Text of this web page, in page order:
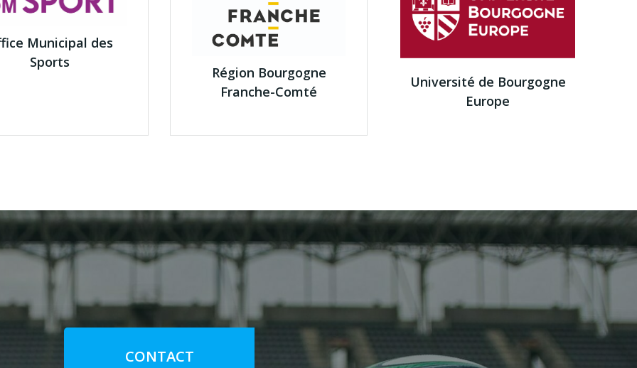
Municipal des
Sports
Région Bourgogne
Franche-Comté
Université de Bourgogne
Europe
CONTACT